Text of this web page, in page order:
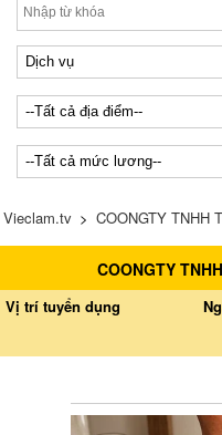
Vieclam.tv > COONGTY TNHH
COONGTY
Vị trí tuyển dụng